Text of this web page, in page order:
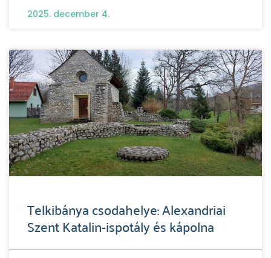
2025. december 4.
Telkibánya csodahelye: Alexandriai
Szent Katalin-ispotály és kápolna